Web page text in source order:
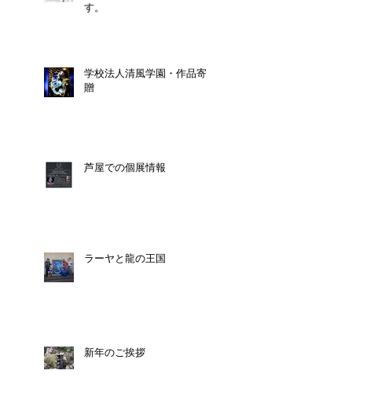
す。
学校法人清風学園・作品寄
贈
芦屋での個展情報
ラーヤと龍の王国
新年のご挨拶